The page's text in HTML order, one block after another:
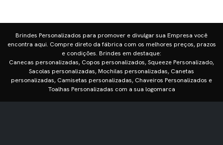
Brindes Personalizados para promover e divulgar sua Empresa você
encontra aqui. Compre direto da fábrica com os melhores preços, prazos
e condições. Brindes em destaque:
Canecas personalizadas, Copos personalizados, Squeeze Personalizado,
Sacolas personalizadas, Mochilas personalizadas, Canetas
personalizadas, Camisetas personalizadas, Chaveiros Personalizados e
Toalhas Personalizadas com a sua logomarca